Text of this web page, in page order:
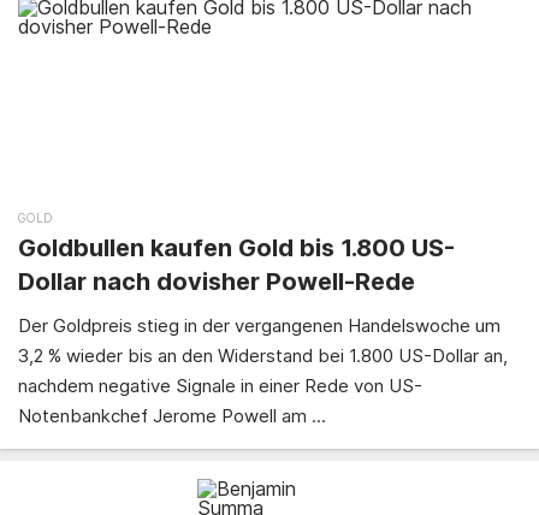
GOLD
Goldbullen kaufen Gold bis 1.800 US-
Dollar nach dovisher Powell-Rede
Der Goldpreis stieg in der vergangenen Handelswoche um
3,2 % wieder bis an den Widerstand bei 1.800 US-Dollar an,
nachdem negative Signale in einer Rede von US-
Notenbankchef Jerome Powell am ...